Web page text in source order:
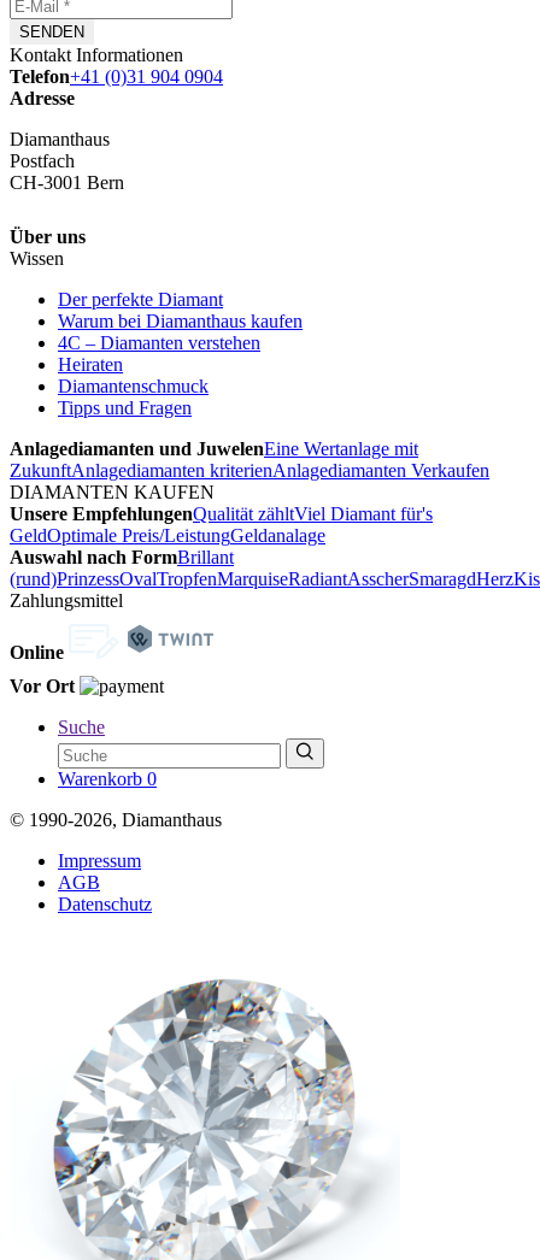
Kontakt Informationen
Telefon+41 (0)31 904 0904
Adresse
Diamanthaus
Postfach
CH-3001 Bern
Über uns
Wissen
Der perfekte Diamant
Warum bei Diamanthaus kaufen
4C – Diamanten verstehen
Heiraten
Diamantenschmuck
Tipps und Fragen
Anlagediamanten und JuwelenEine Wertanlage mit
ZukunftAnlagediamanten kriterienAnlagediamanten Verkaufen
DIAMANTEN KAUFEN
Unsere EmpfehlungenQualität zähltViel Diamant für's
GeldOptimale Preis/LeistungGeldanalage
Auswahl nach FormBrillant
(rund)PrinzessOvalTropfenMarquiseRadiantAsscherSmaragdHerz
Zahlungsmittel
Online
Vor Ort
Suche
Warenkorb 0
© 1990-2026, Diamanthaus
Impressum
AGB
Datenschutz